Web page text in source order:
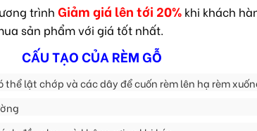
trình Giảm giá lên tới 20% khi khách
sản phẩm với giá tốt nhất.
CẤU TẠO CỦA RÈM GỖ
thể lật chớp và các dây để cuốn rèm lên hạ rèm